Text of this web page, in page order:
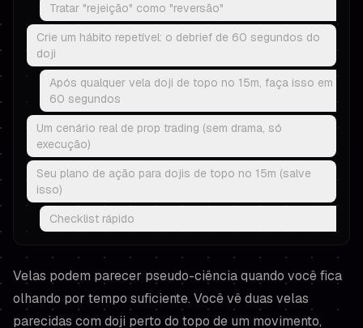
Tratar "rejeição" como "reversão"
Crie um hábito repetível: o debrief de 60 segundos do
doji
Após qualquer vela doji de topo no 15m, faça isso em
60 segundos
Um cenário real de prop trading (sem drama, só
execução)
Seu plano de ação para dojis de topo no 15m (salve
isso)
Checklist rápido
Velas podem parecer pseudo-ciência quando você fica
olhando por tempo suficiente. Você vê duas velas
parecidas com doji perto do topo de um movimento,